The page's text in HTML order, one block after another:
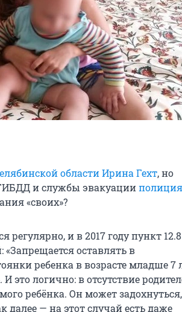
области Ирина Гехт, но
и службы эвакуации
«своих»?
регулярно, и в 2017 году пункт 12.8
оставлять в
ребенка в возрасте младше 7
это логично: в отсутствие
ребёнка. Он может задохнуться,
далее — на этот случай есть даже